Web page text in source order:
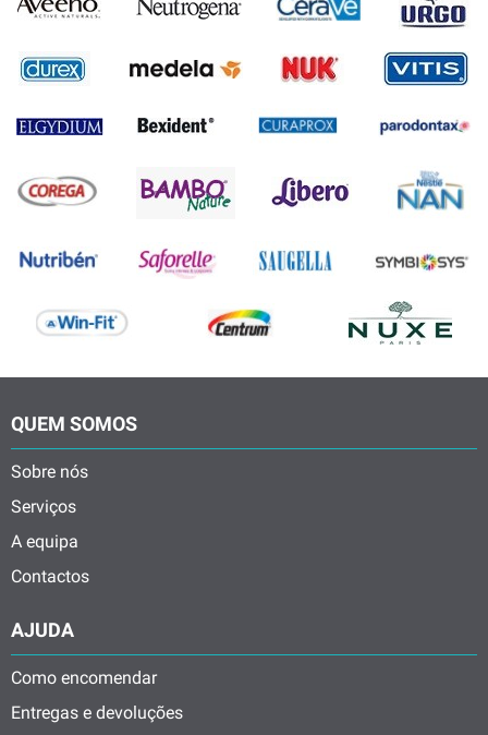
QUEM SOMOS
Sobre nós
Serviços
A equipa
Contactos
AJUDA
Como encomendar
Entregas e devoluções